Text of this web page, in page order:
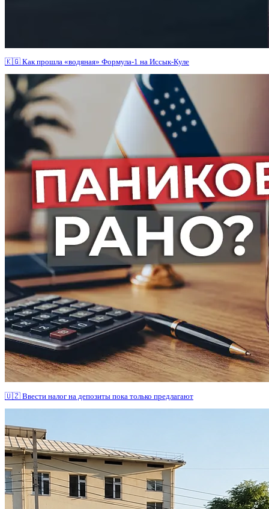
🇰🇬 Как прошла «водяная» Формула-1 на Иссык-Куле
🇺🇿 Ввести налог на депозиты пока только предлагают